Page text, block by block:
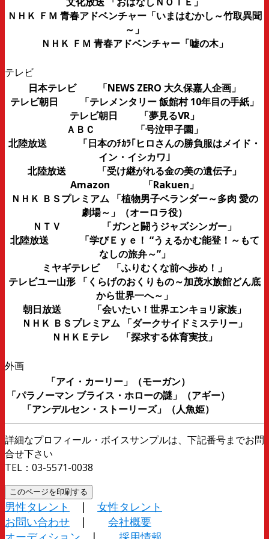
ＮＨＫ ＦＭ 青春アドベンチャー「いまはむかし～竹取異聞
～」
ＮＨＫ ＦＭ 青春アドベンチャー「嘘の木」
テレビ
日本テレビ 「NEWS ZERO 大久保嘉人企画」
テレビ朝日 「テレメンタリー 飯館村 10年目の手紙」
テレビ朝日 「夢見るVR」
ＡＢＣ 「号泣甲子園」
北陸放送 「日本のﾁｶﾗ｢ヒロさんの勝負服はメイド・
イン・イシカワ｣
北陸放送 「受け継がれる金の美の遺伝子」
Amazon 「Rakuen」
ＮＨＫ ＢＳプレミアム 「植物男子ベランダー～多肉 愛の
劇場～」（オーロラ役）
ＮＴＶ 「ガンと闘うジャズシンガー」
北陸放送 「学びＥｙｅ！ “うぇるかむ能登！～もて
なしの旅弁～”」
ミヤギテレビ 「ふりむくな前へ歩め！」
テレビユー山形 「くらげのおくりもの～加茂水族館どん底
から世界一へ～」
朝日放送 「会いたい！世界エンキョリ家族」
ＮＨＫ ＢＳプレミアム 「ダークサイドミステリー」
ＮＨＫＥテレ 「探求する体育実技」
外画
「アイ・カーリー」（モーガン）
「パラノーマン ブライス・ホローの謎」（アギー）
「アンデルセン・ストーリーズ」（人魚姫）
詳細なプロフィール・ボイスサンプルは、下記番号までお問
合せ下さい
TEL：03-5571-0038
男性タレント | 女性タレント
お問い合わせ | 会社概要